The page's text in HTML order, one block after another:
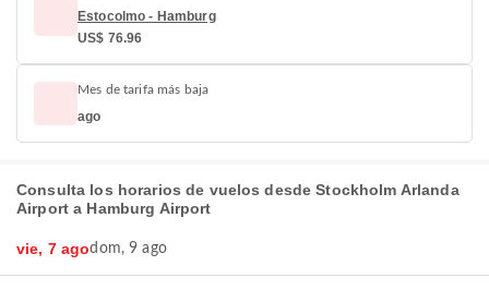
Estocolmo - Hamburg
US$ 76.96
Mes de tarifa más baja
ago
Consulta los horarios de vuelos desde Stockholm Arlanda
Airport a Hamburg Airport
vie, 7 agodom, 9 ago